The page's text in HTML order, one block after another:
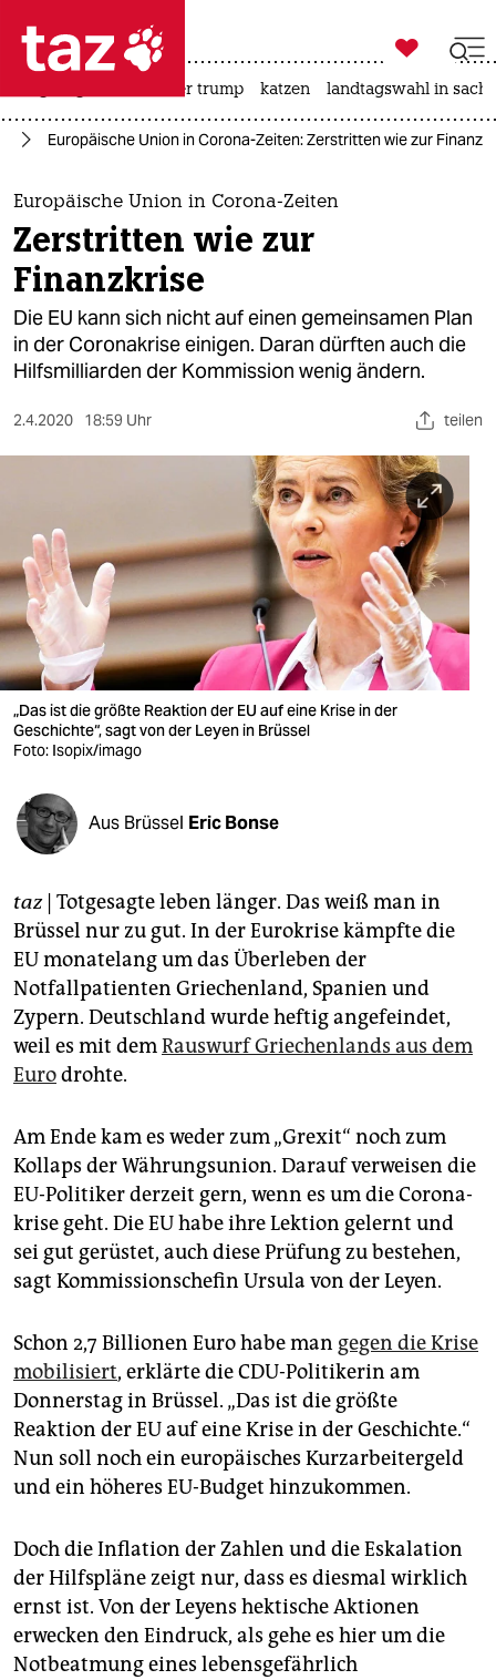
 taz zahl ich
taz zahl ich
themen
politik
öko
gesellschaft
sport
nord
wahrheit
verlag
verlag
veranstaltungen
fragen & hilfe
abo
genossenschaft
epaper login

taz zahl ich
usa unter trump katzen landtagswahl in
Europäische Union in Corona-Zeiten: Zerstritten wie zur
Europäische Union in Corona-Zeiten
Zerstritten wie zur
Finanzkrise
Die EU kann sich nicht auf einen gemeinsamen Plan
in der Coronakrise einigen. Daran dürften auch die
Hilfsmilliarden der Kommission wenig ändern.
2.4.2020 18:59 Uhr teilen
„Das ist die größte Reaktion der EU auf eine Krise in der
Geschichte“, sagt von der Leyen in Brüssel
Foto: Isopix/imago
Aus Brüssel Eric Bonse
taz| Totgesagte leben länger. Das weiß man in
Brüssel nur zu gut. In der Eurokrise kämpfte die
EU monatelang um das Überleben der
Notfallpatienten Griechenland, Spanien und
Zypern. Deutschland wurde heftig angefeindet,
weil es mit demRauswurf Griechenlands aus dem
Eurodrohte.
Am Ende kam es weder zum „Grexit“ noch zum
Kollaps der Währungsunion. Darauf verweisen die
EU-Politiker derzeit gern, wenn es um die Corona­
krise geht. Die EU habe ihre Lektion gelernt und
sei gut gerüstet, auch diese Prüfung zu bestehen,
sagt Kommissionschefin Ursula von der Leyen.
Schon 2,7 Billionen Euro habe man gegen die Krise
mobilisiert, erklärte die CDU-Politikerin am
Donnerstag in Brüssel. „Das ist die größte
Reaktion der EU auf eine Krise in der Geschichte.“
Nun soll noch ein europäisches Kurzarbeitergeld
und ein höheres EU-Budget hinzukommen.
Doch die Inflation der Zahlen und die Eskalation
der Hilfspläne zeigt nur, dass es diesmal wirklich
ernst ist. Von der Leyens hektische Aktionen
erwecken den Eindruck, als gehe es hier um die
Notbeatmung eines lebensgefährlich